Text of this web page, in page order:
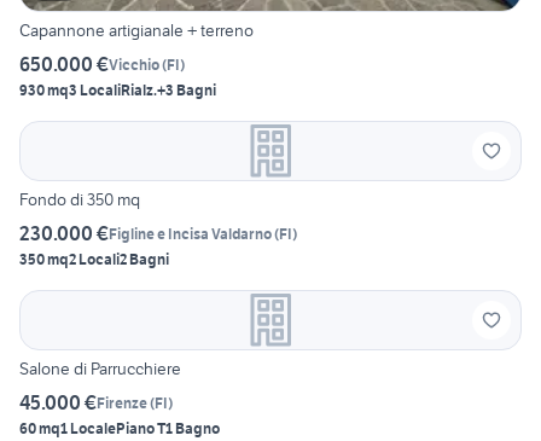
Capannone artigianale + terreno
650.000 €Vicchio(FI)
930 mq3 LocaliRialz.+3 Bagni
Fondo di 350 mq
230.000 €Figline e Incisa Valdarno(FI)
350 mq2 Locali2 Bagni
Salone di Parrucchiere
45.000 €Firenze(FI)
60 mq1 LocalePiano T1 Bagno